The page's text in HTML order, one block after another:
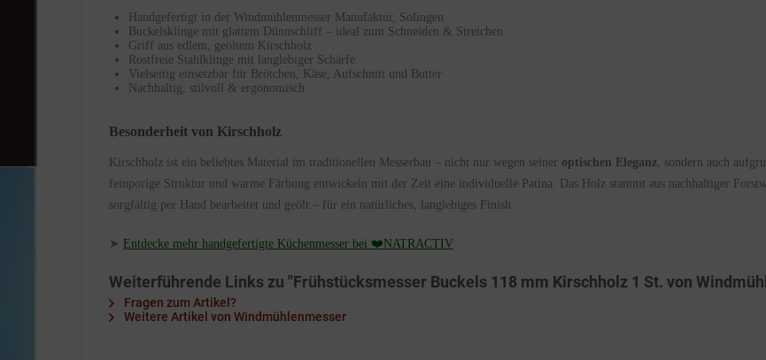
Handgefertigt in der Windmühlenmesser Manufaktur, Solingen
Buckelsklinge mit glattem Dünnschliff – ideal zum Schneiden & Streichen
Griff aus edlem, geöltem Kirschholz
Rostfreie Stahlklinge mit langlebiger Schärfe
Vielseitig einsetzbar für Brötchen, Käse, Aufschnitt und Butter
Nachhaltig, stilvoll & ergonomisch
Besonderheit von Kirschholz
Kirschholz ist ein beliebtes Material im traditionellen Messerbau – nicht nur wegen seiner optischen Eleganz, sondern auch
feinporige Struktur und warme Färbung entwickeln mit der Zeit eine individuelle Patina. Das Holz stammt aus nachhaltiger
sorgfältig per Hand bearbeitet und geölt – für ein natürliches, langlebiges Finish.
➤ Entdecke mehr handgefertigte Küchenmesser bei ❤️NATRACTIV
Weiterführende Links zu "Frühstücksmesser Buckels 118 mm Kirschholz 1 St. von
Fragen zum Artikel?
Weitere Artikel von Windmühlenmesser